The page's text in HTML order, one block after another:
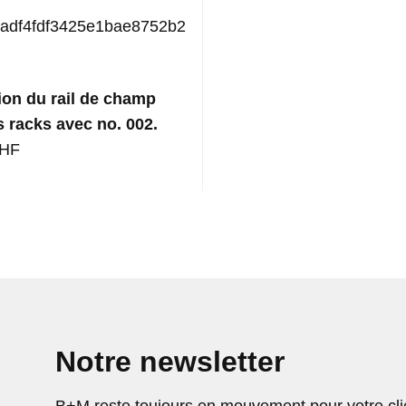
du rail de champ
racks avec no. 002.
Notre newsletter